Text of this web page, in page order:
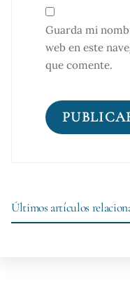
Guarda mi
web en este
que comente.
Últimos artículos